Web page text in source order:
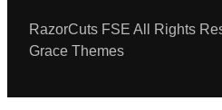
RazorCuts FSE All Rights
Grace Themes